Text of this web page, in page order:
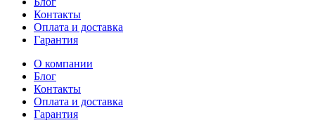
Контакты
Оплата и доставка
Гарантия
О компании
Блог
Контакты
Оплата и доставка
Гарантия